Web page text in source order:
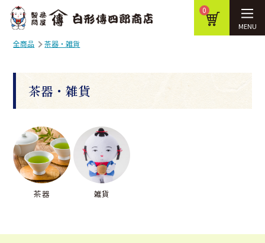
0
MENU
全商品 茶器・雑貨
茶器・雑貨
茶器 雑貨